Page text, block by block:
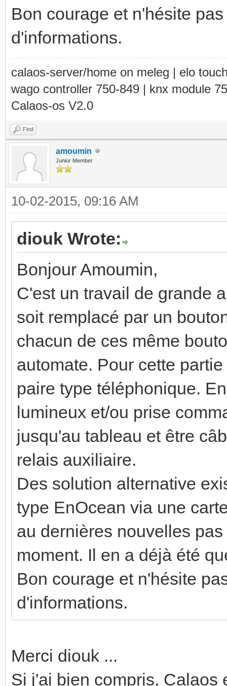
Bon courage et n'hésite
d'informations.
calaos-server/home on meleg | elo
wago controller 750-849 | knx module
Calaos-os V2.0
Find
amoumin
Junior Member
10-02-2015, 09:16 AM
diouk Wrote:
Bonjour Amoumin,
C'est un travail de grande
soit remplacé par un
chacun de ces même
automate. Pour cette
paire type téléphonique.
lumineux et/ou prise
jusqu'au tableau et être
relais auxiliaire.
Des solution alternative
type EnOcean via une
au dernières nouvelles
moment. Il en a déjà été
Bon courage et n'hésite
d'informations.
Merci diouk ...
Si j'ai bien compris, Calaos